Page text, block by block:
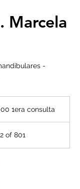
Marcela
-
1era consulta
of 801